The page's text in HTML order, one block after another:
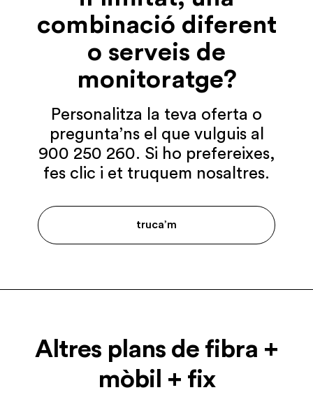
combinació diferent
o serveis de
monitoratge?
Personalitza la teva oferta o
pregunta’ns el que vulguis al
900 250 260. Si ho prefereixes,
fes clic i et truquem nosaltres.
truca’m
Altres plans de fibra +
mòbil + fix